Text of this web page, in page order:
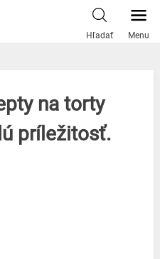
Hľadať Menu
príležitosť.